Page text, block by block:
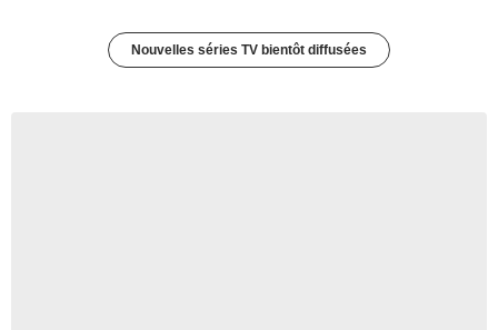
Nouvelles séries TV bientôt diffusées